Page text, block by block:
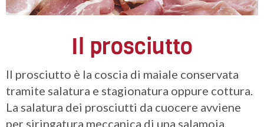
Il prosciutto
Il prosciutto è la coscia di maiale conservata
tramite salatura e stagionatura oppure cottura.
La salatura dei prosciutti da cuocere avviene
per siringatura meccanica di una salamoia